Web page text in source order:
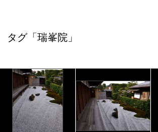
タグ「瑞峯院」